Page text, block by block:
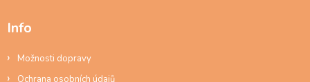
Info
Možnosti dopravy